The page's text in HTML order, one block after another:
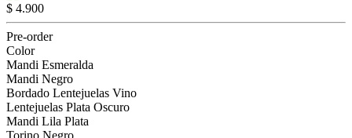
$ 4.900
Pre-order
Color
Mandi Esmeralda
Mandi Negro
Bordado Lentejuelas Vino
Lentejuelas Plata Oscuro
Mandi Lila Plata
Torino Negro